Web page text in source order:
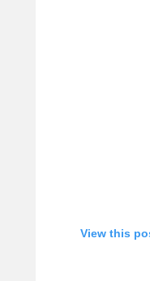
View this